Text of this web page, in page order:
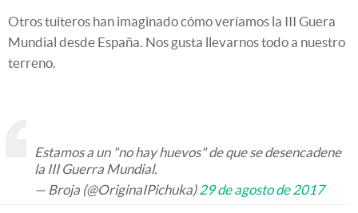
Otros tuiteros han imaginado cómo veríamos la III Guera
Mundial desde España. Nos gusta llevarnos todo a nuestro
terreno.
Estamos a un "no hay huevos" de que se desencadene
la III Guerra Mundial.
— Broja (@OriginaIPichuka)29 de agosto de 2017